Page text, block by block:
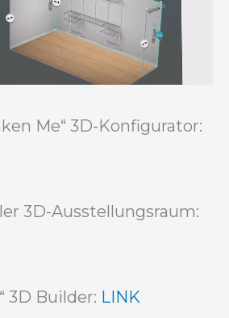
Me“ 3D-Konfigurator:
3D-Ausstellungsraum:
3D Builder: LINK